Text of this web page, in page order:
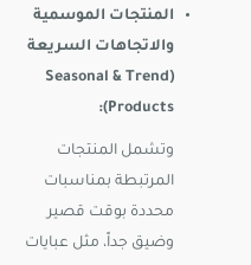
المنتجات الموسمية
والاتجاهات السريعة
(Seasonal & Trend
Products):
وتشمل المنتجات
المرتبطة بمناسبات
محددة بوقت قصير
وضيق جداً، مثل عبايات